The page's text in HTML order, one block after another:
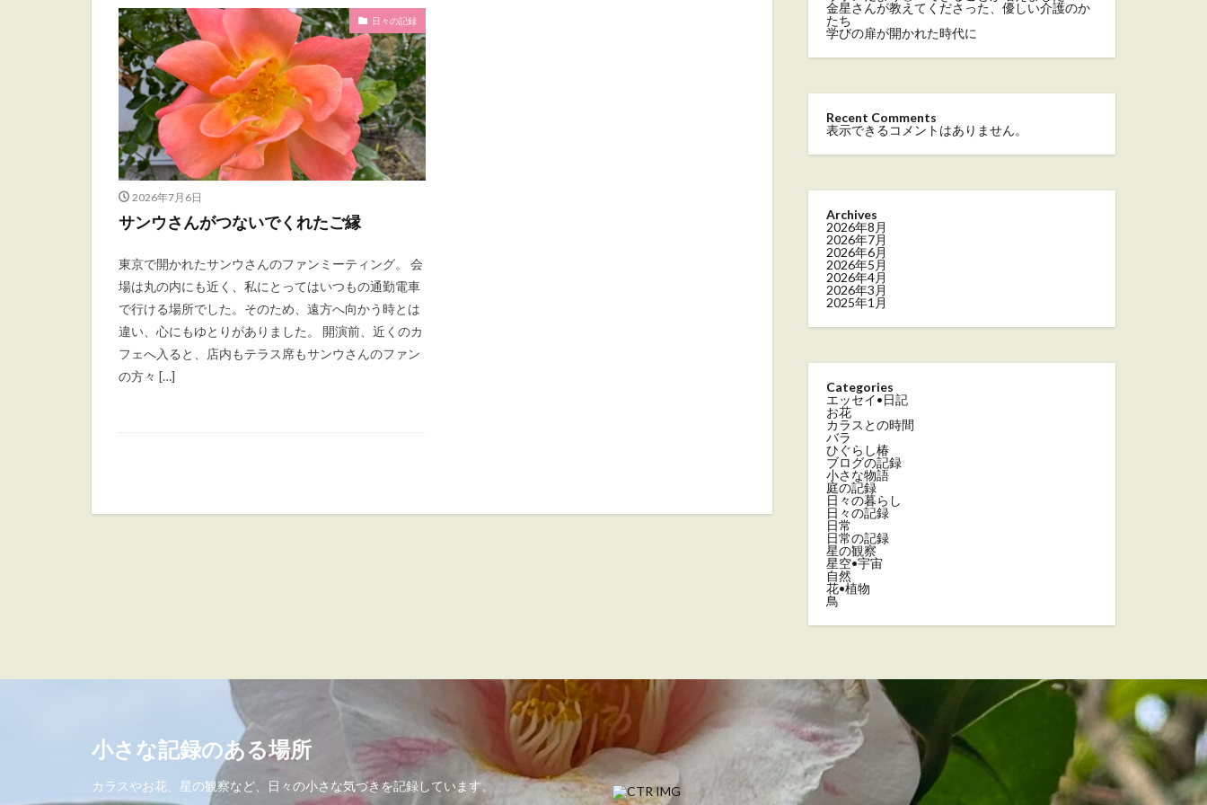
日々の記録
2026年7月6日
サンウさんがつないでくれたご縁
東京で開かれたサンウさんのファンミーティング。 会
場は丸の内にも近く、私にとってはいつもの通勤電車
で行ける場所でした。そのため、遠方へ向かう時とは
違い、心にもゆとりがありました。 開演前、近くのカ
フェへ入ると、店内もテラス席もサンウさんのファン
の方々 […]
金星さんが教えてくださった、優しい介護のか
たち
学びの扉が開かれた時代に
Recent Comments
表示できるコメントはありません。
Archives
2026年8月
2026年7月
2026年6月
2026年5月
2026年4月
2026年3月
2025年1月
Categories
エッセイ•日記
お花
カラスとの時間
バラ
ひぐらし椿
ブログの記録
小さな物語
庭の記録
日々の暮らし
日々の記録
日常
日常の記録
星の観察
星空•宇宙
自然
花•植物
鳥
小さな記録のある場所
カラスやお花、星の観察など、日々の小さな気づきを記録しています。